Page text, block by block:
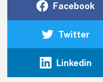
Facebook
Twitter
Linkedin